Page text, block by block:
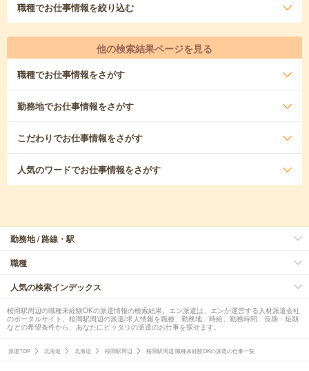
職種でお仕事情報を絞り込む
他の検索結果ページを見る
職種でお仕事情報をさがす
勤務地でお仕事情報をさがす
こだわりでお仕事情報をさがす
人気のワードでお仕事情報をさがす
勤務地 / 路線・駅
職種
人気の検索インデックス
桜岡駅周辺の職種未経験OKの派遣情報の検索結果。エン派遣は、エンが運営する人材派遣会社
のポータルサイト。桜岡駅周辺の派遣/求人情報を職種、勤務地、時給、勤務時間、長期・短期
などの希望条件から、あなたにピッタリの派遣のお仕事を探せます。
派遣TOP 北海道 北海道 桜岡駅周辺 桜岡駅周辺 職種未経験OKの派遣の仕事一覧